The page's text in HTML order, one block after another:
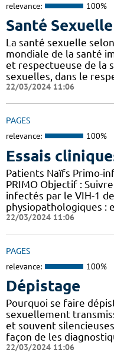
relevance: 100%
Santé Sexuelle
La santé sexuelle
mondiale de la santé
et respectueuse de la
sexuelles, dans le
22/03/2024 11:06
PAGES
relevance: 100%
Essais
Patients Naïfs Primo-
PRIMO Objectif :
infectés par le VIH-1
physiopathologiques :
22/03/2024 11:06
PAGES
relevance: 100%
Dépistage
Pourquoi se faire
sexuellement
et souvent
façon de les
22/03/2024 11:06